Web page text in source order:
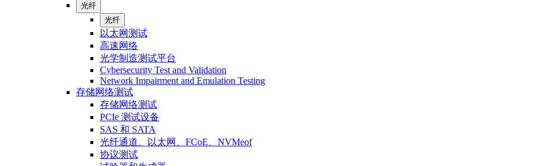
光纤
光纤
以太网测试
高速网络
光学制造测试平台
Cybersecurity Test and Validation
Network Impairment and Emulation Testing
存储网络测试
存储网络测试
PCIe 测试设备
SAS 和 SATA
光纤通道、以太网、FCoE、NVMeof
协议测试